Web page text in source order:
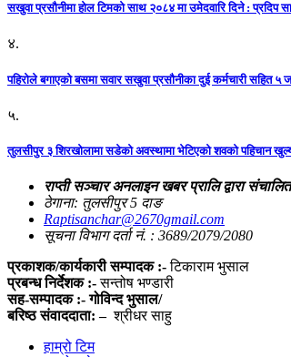
सखुवा प्रसौनीमा होल टिमको साथ २०८४ मा उमेदवारि दिने : प्रदिप
४.
पहिराेले बगाएकाे बसमा सवार सखुवा प्रसाैनीका दुई कर्मचारी सहित ५
५.
तुलसीपुर ३ शिरखोलामा सडेको अवस्थामा भेटिएको शवको पहिचान
राप्ती सञ्चार अनलाइन खबर प्रालि द्वारा संचालित
ठेगाना: तुलसीपुर 5 दाङ
Raptisanchar@2670gmail.com
सूचना विभाग दर्ता नं. : 3689/2079/2080
प्रकाशक/कार्यकारी सम्पादक :-टिकाराम भुसाल
प्रबन्ध निर्देशक :-सन्तोष भण्डारी
सह-सम्पादक :- गोविन्द भुसाल/
बरिष्ठ संवाददाता: – श्रीधर साहु
हाम्रो टिम